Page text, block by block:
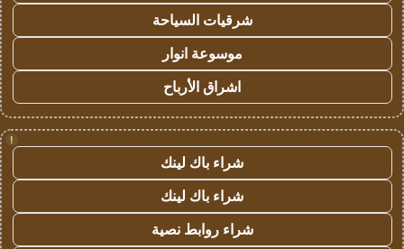
شرقيات السياحة
موسوعة انوار
اشراق الأرباح
!
شراء باك لينك
شراء باك لينك
شراء روابط نصية